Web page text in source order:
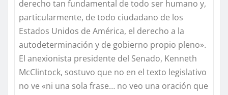
derecho tan fundamental de todo ser humano y,
particularmente, de todo ciudadano de los
Estados Unidos de América, el derecho a la
autodeterminación y de gobierno propio pleno».
El anexionista presidente del Senado, Kenneth
McClintock, sostuvo que no en el texto legislativo
no ve «ni una sola frase… no veo una oración que